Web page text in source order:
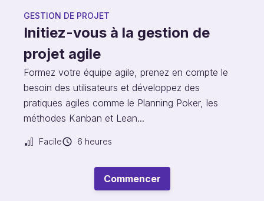
GESTION DE PROJET
Initiez-vous à la gestion de
projet agile
Formez votre équipe agile, prenez en compte le
besoin des utilisateurs et développez des
pratiques agiles comme le Planning Poker, les
méthodes Kanban et Lean...
Facile 6 heures
Commencer